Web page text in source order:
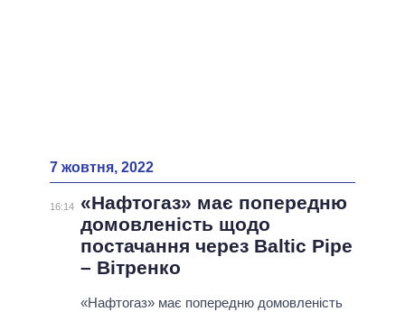
7 жовтня, 2022
16:14
«Нафтогаз» має попередню
домовленість щодо
постачання через Baltic Pipe
– Вітренко
«Нафтогаз» має попередню домовленість